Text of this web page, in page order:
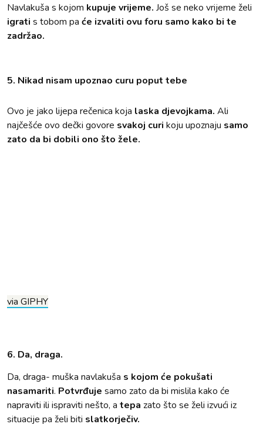
Navlakuša s kojom kupuje vrijeme. Još se neko vrijeme želi
igrati s tobom pa će izvaliti ovu foru samo kako bi te
zadržao.
5. Nikad nisam upoznao curu poput tebe
Ovo je jako lijepa rečenica koja laska djevojkama. Ali
najčešće ovo dečki govore svakoj curi koju upoznaju samo
zato da bi dobili ono što žele.
via GIPHY
6. Da, draga.
Da, draga- muška navlakuša s kojom će pokušati
nasamariti. Potvrđuje samo zato da bi mislila kako će
napraviti ili ispraviti nešto, a tepa zato što se želi izvući iz
situacije pa želi biti slatkorječiv.